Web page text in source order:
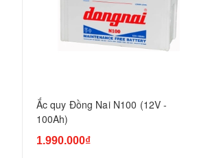
Ắc quy Đồng Nai N100 (12V -
100Ah)
1.990.000₫